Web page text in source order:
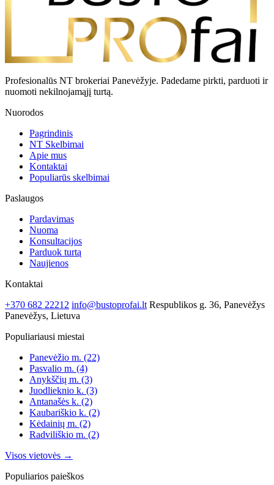
Profesionalūs NT brokeriai Panevėžyje. Padedame pirkti, parduoti ir
nuomoti nekilnojamąjį turtą.
Nuorodos
Pagrindinis
NT Skelbimai
Apie mus
Kontaktai
Populiarūs skelbimai
Paslaugos
Pardavimas
Nuoma
Konsultacijos
Parduok turtą
Naujienos
Kontaktai
+370 682 22212 info@bustoprofai.lt Respublikos g. 36, Panevėžys
Panevėžys, Lietuva
Populiariausi miestai
Panevėžio m. (22)
Pasvalio m. (4)
Anykščių m. (3)
Juodlieknio k. (3)
Antanašės k. (2)
Kaubariškio k. (2)
Kėdainių m. (2)
Radviliškio m. (2)
Visos vietovės →
Populiarios paieškos